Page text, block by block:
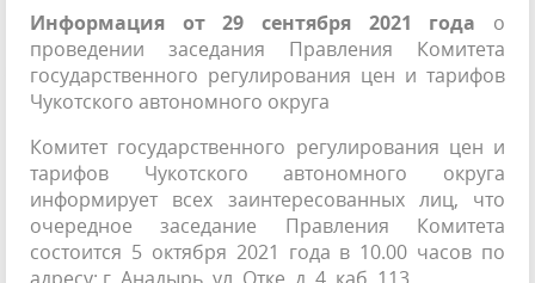
Информация от 29 сентября 2021 года о
проведении заседания Правления Комитета
государственного регулирования цен и тарифов
Чукотского автономного округа
Комитет государственного регулирования цен и
тарифов Чукотского автономного округа
информирует всех заинтересованных лиц, что
очередное заседание Правления Комитета
состоится 5 октября 2021 года в 10.00 часов по